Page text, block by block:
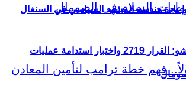
هندسة المشهد السياسي في السنغال
متلازمة مقديشو: القرار 2719 واختبار استدامة عمليات